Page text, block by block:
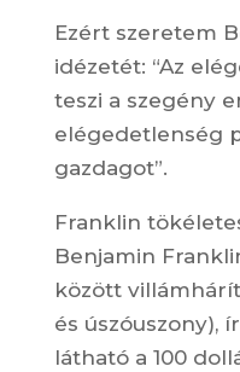
Ezért szeretem
idézetét: “Az
teszi a szegény
elégedetlenség
gazdagot”.
Franklin
Benjamin
között
és úszóuszony),
látható a 100